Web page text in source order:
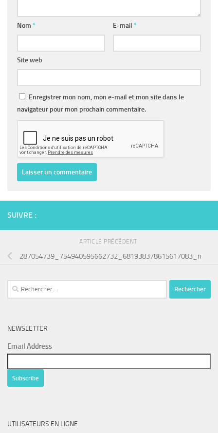
Nom * E-mail *
Site web
Enregistrer mon nom, mon e-mail et mon site dans le
navigateur pour mon prochain commentaire.
SUIVRE :
ARTICLE PRÉCÉDENT
287054739_754940595662732_681938378615617083_n
Rechercher :
NEWSLETTER
Email Address
UTILISATEURS EN LIGNE